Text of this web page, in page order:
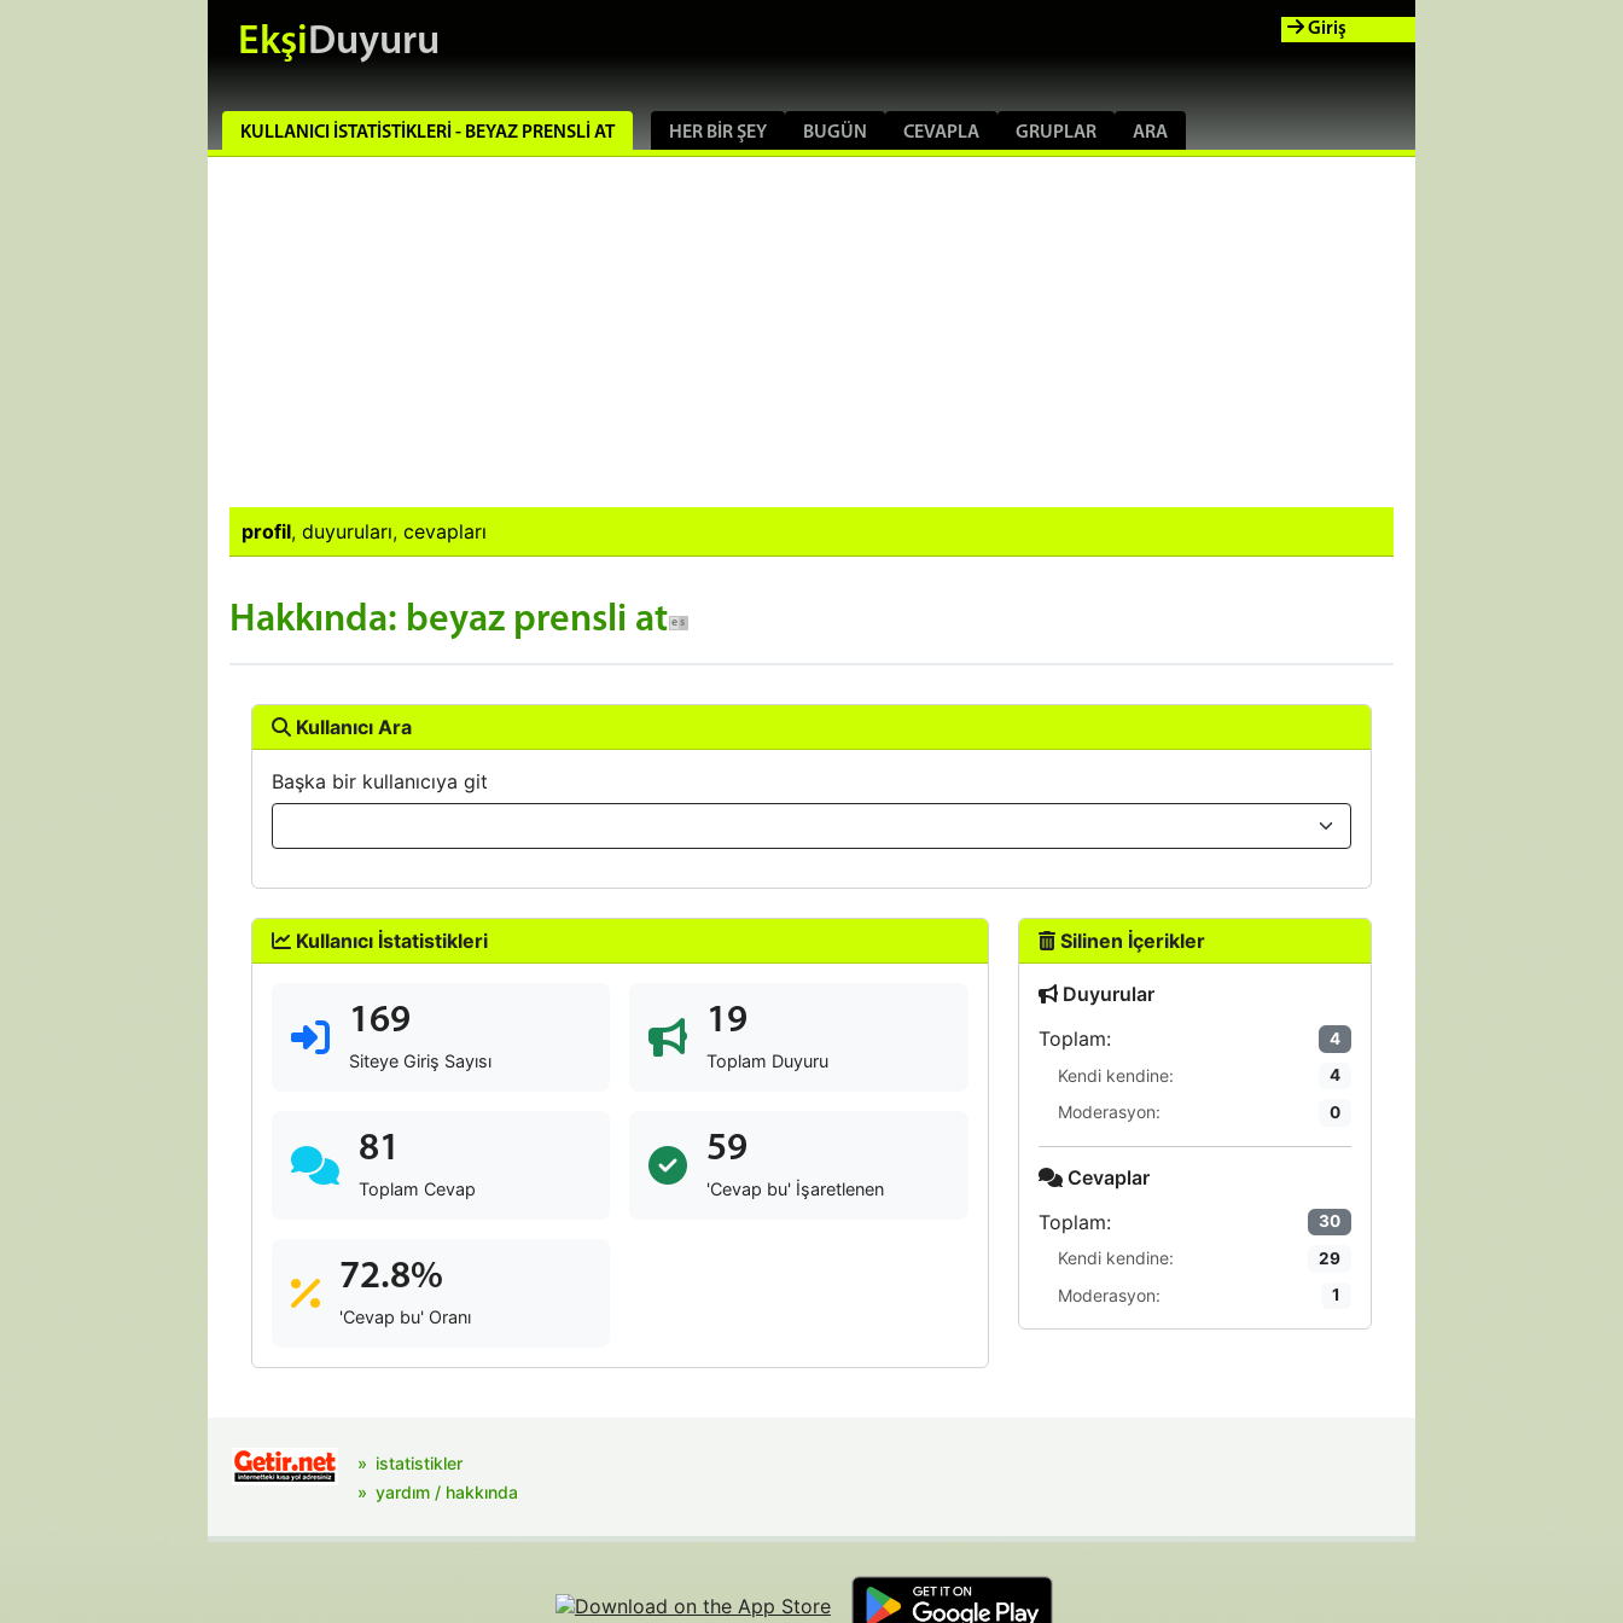
EkşiDuyuru
KULLANICI İSTATISTIKLERI - BEYAZ PRENSLI AT HER BIR ŞEY BUGÜN CEVAPLA GRUPLAR ARA
Giriş
profil, duyuruları, cevapları
Hakkında: beyaz prensli at
Kullanıcı Ara
Başka bir kullanıcıya git
Kullanıcı İstatistikleri
169
Siteye Giriş Sayısı
19
Toplam Duyuru
81
Toplam Cevap
59
'Cevap bu' İşaretlenen
72.8%
'Cevap bu' Oranı
Silinen İçerikler
Duyurular
Toplam:
4
Kendi kendine: 4
Moderasyon: 0
Cevaplar
Toplam:
30
Kendi kendine: 29
Moderasyon: 1
istatistikler
yardım / hakkında